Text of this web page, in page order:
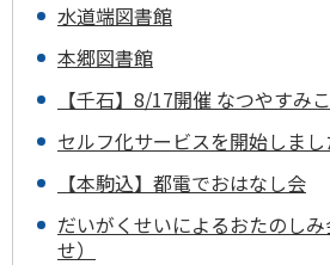
水道端図書館
本郷図書館
【千石】8/17開催 なつやすみ
セルフ化サービスを開始しまし
【本駒込】都電でおはなし会
だいがくせいによるおたのし
せ）